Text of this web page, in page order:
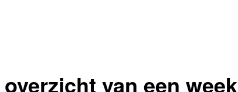
overzicht van een week